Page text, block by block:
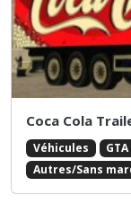
Coca Cola
Véhicules
Autres/Sans